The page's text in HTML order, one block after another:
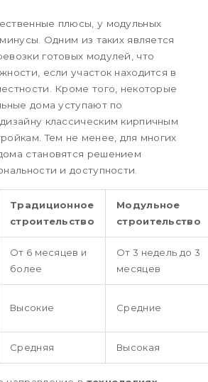
плюсы, у модульных
Одним из таких является
готовых модулей, что
если участок находится в
Кроме того, некоторые
дома уступают по
классическим кирпичным
Тем не менее, для многих
становятся решением
и доступности.
Традиционное
строительство
Модульное
строительство
От 6 месяцев и
более
От 3 недель до 3
месяцев
Высокие Средние
Средняя Высокая